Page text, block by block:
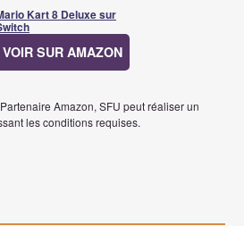
Kart 8 Deluxe sur
VOIR SUR AMAZON
Amazon, SFU peut réaliser un
les conditions requises.